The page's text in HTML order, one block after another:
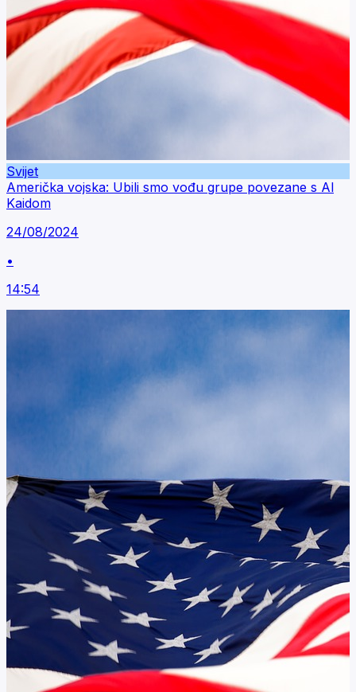
Svijet
Američka vojska: Ubili smo vođu grupe povezane s Al
Kaidom
24/08/2024
•
14:54